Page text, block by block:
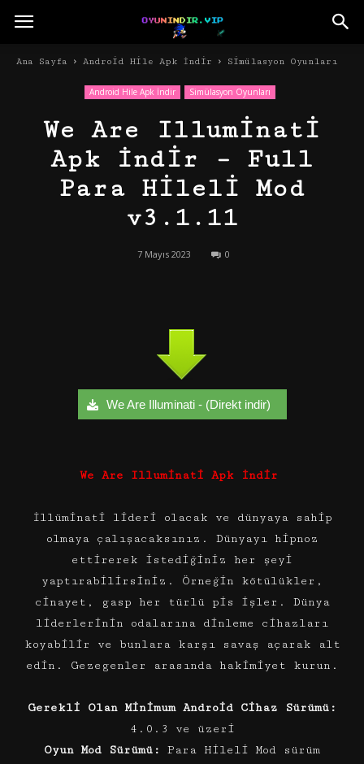
Ana Sayfa Android Hile Apk İndir Simülasyon Oyunları
Android Hile Apk İndir Simülasyon Oyunları
We Are Illuminati
Apk İndir – Full
Para Hileli Mod
v3.1.11
7 Mayıs 2023 0
We Are Illuminati - (Direkt indir)
We Are Illuminati Apk İndir
İllüminati lideri olacak ve dünyaya sahip
olmaya çalışacaksınız. Dünyayı hipnoz
ettirerek istediğiniz her şeyi
yaptırabilirsiniz. Örneğin kötülükler,
cinayet, gasp her türlü pis işler. Dünya
liderlerinin odalarına dinleme cihazları
koyabilir ve bunlara karşı savaş açarak alt
edin. Gezegenler arasında hakimiyet kurun.
Gerekli Olan Minimum Android Cihaz Sürümü:
4.0.3 ve üzeri
Oyun Mod Sürümü:
Para Hileli Mod sürüm